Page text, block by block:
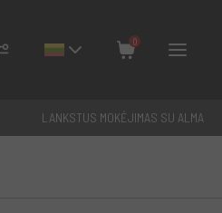
0
Uždaryti
LANKSTUS MOKĖJIMAS SU ALMA